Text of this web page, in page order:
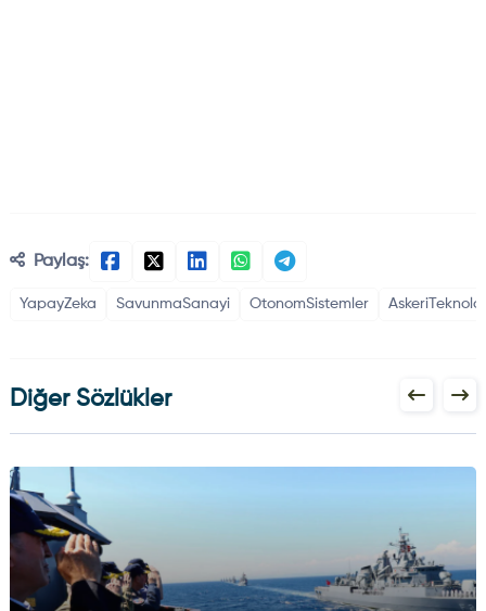
Paylaş:
YapayZeka SavunmaSanayi OtonomSistemler
Diğer Sözlükler